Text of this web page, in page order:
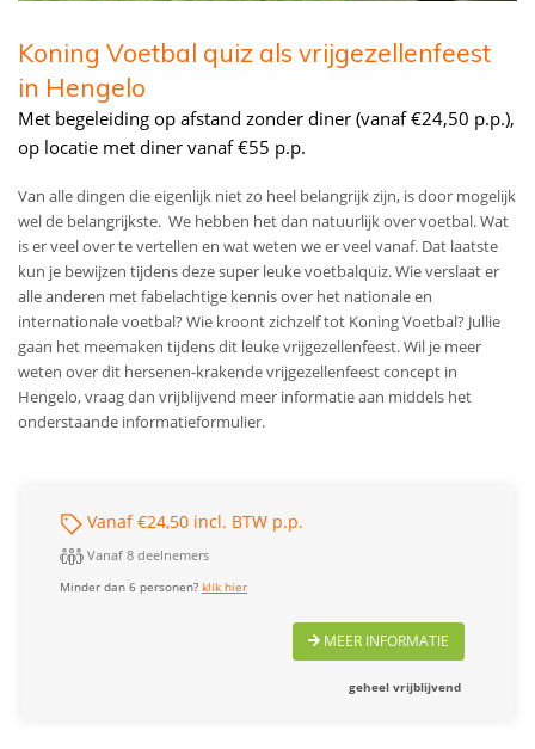
Koning Voetbal quiz als vrijgezellenfeest
in Hengelo
Met begeleiding op afstand zonder diner (vanaf €24,50 p.p.),
op locatie met diner vanaf €55 p.p.
Van alle dingen die eigenlijk niet zo heel belangrijk zijn, is door mogelijk
wel de belangrijkste. We hebben het dan natuurlijk over voetbal. Wat
is er veel over te vertellen en wat weten we er veel vanaf. Dat laatste
kun je bewijzen tijdens deze super leuke voetbalquiz. Wie verslaat er
alle anderen met fabelachtige kennis over het nationale en
internationale voetbal? Wie kroont zichzelf tot Koning Voetbal? Jullie
gaan het meemaken tijdens dit leuke vrijgezellenfeest.Wil je meer
weten over dit hersenen-krakende vrijgezellenfeest concept in
Hengelo, vraag dan vrijblijvend meer informatie aan middels het
onderstaande informatieformulier.
Vanaf €24,50 incl. BTW p.p.
Vanaf 8 deelnemers
Minder dan 6 personen?klik hier
MEER INFORMATIE
geheel vrijblijvend